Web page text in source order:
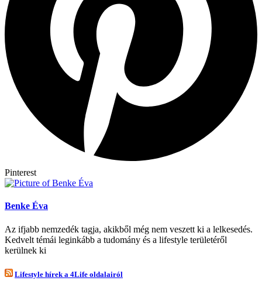
Pinterest
Benke Éva
Az ifjabb nemzedék tagja, akikből még nem veszett ki a lelkesedés.
Kedvelt témái leginkább a tudomány és a lifestyle területéről
kerülnek ki
Lifestyle hírek a 4Life oldalairól